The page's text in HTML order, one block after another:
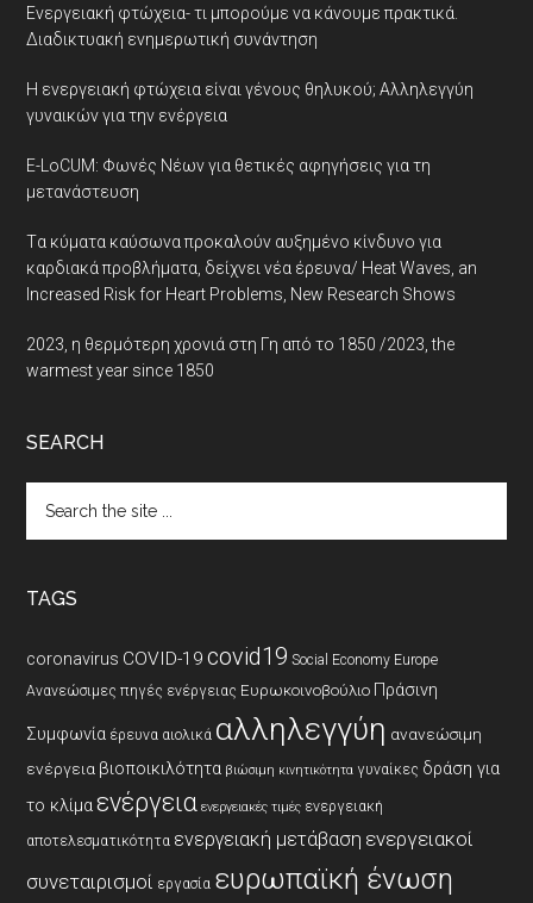
Ενεργειακή φτώχεια- τι μπορούμε να κάνουμε πρακτικά.
Διαδικτυακή ενημερωτική συνάντηση
Η ενεργειακή φτώχεια είναι γένους θηλυκού; Αλληλεγγύη
γυναικών για την ενέργεια
E-LoCUM: Φωνές Νέων για θετικές αφηγήσεις για τη
μετανάστευση
Tα κύματα καύσωνα προκαλούν αυξημένο κίνδυνο για
καρδιακά προβλήματα, δείχνει νέα έρευνα/ Heat Waves, an
Increased Risk for Heart Problems, New Research Shows
2023, η θερμότερη χρονιά στη Γη από το 1850 /2023, the
warmest year since 1850
SEARCH
the
TAGS
coronavirus COVID-19 covid19 Social Economy Europe
Ανανεώσιμες πηγές ενέργειας Ευρωκοινοβούλιο Πράσινη
Συμφωνία έρευνα αιολικά αλληλεγγύη ανανεώσιμη
ενέργεια βιοποικιλότητα βιώσιμη κινητικότητα γυναίκες δράση για
το κλίμαενέργεια ενεργειακές τιμές ενεργειακή
αποτελεσματικότητα ενεργειακή μετάβαση ενεργειακοί
συνεταιρισμοί εργασία ευρωπαϊκή ένωση